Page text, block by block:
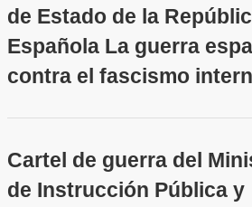
de Estado de la
Española La guerra
contra el fascismo
Cartel de guerra del
de Instrucción Pública y